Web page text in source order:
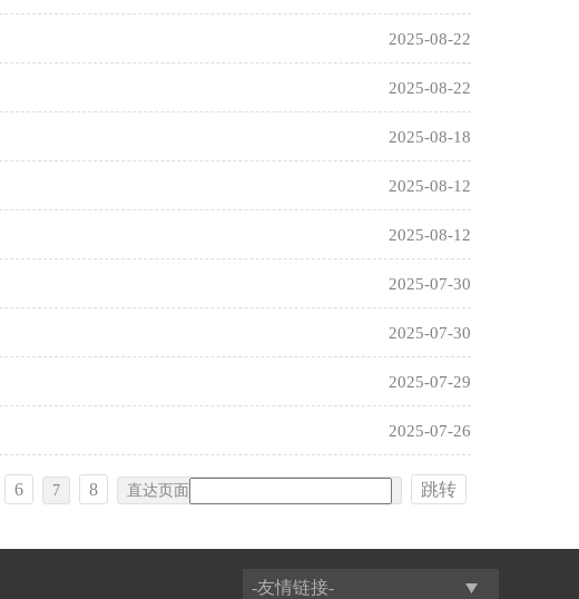
2025-08-22
2025-08-22
2025-08-18
2025-08-12
2025-08-12
2025-07-30
2025-07-30
2025-07-29
2025-07-26
6 7 8 直达页面 跳转
-友情链接-